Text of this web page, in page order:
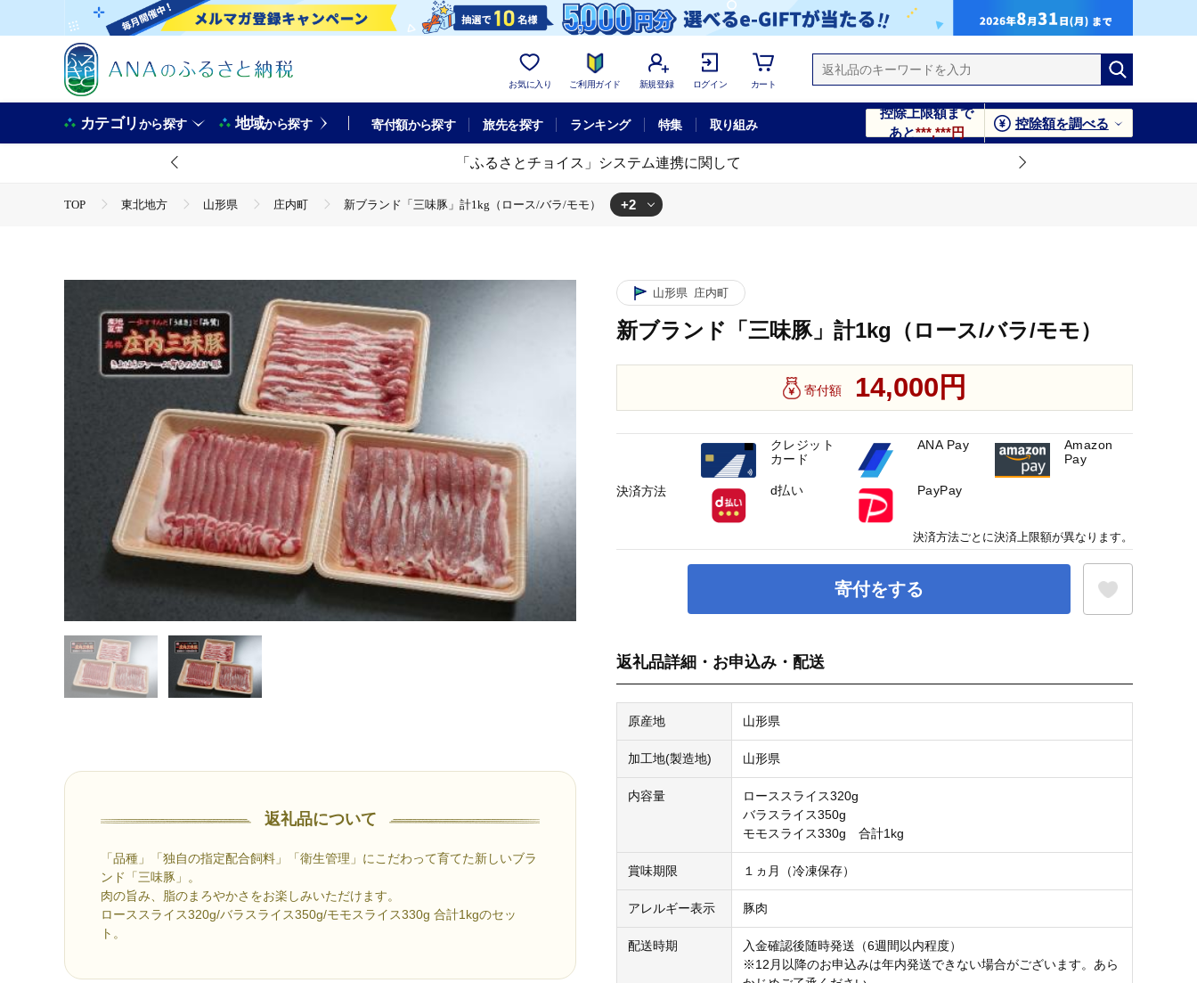
お気に入り ご利用ガイド 新規登録 ログイン カート
カテゴリから探す 地域から探す 寄付額から探す 旅先を探す ランキング 特集 取り組み
控除上限額まで
あと***,***円
控除額を調べる
「ふるさとチョイス」システム連携に関して
TOP 東北地方 山形県 庄内町 新ブランド「三味豚」計1kg（ロース/バラ/モモ） +2
返礼品について
「品種」「独自の指定配合飼料」「衛生管理」にこだわって育てた新しいブラ
ンド「三味豚」。
肉の旨み、脂のまろやかさをお楽しみいただけます。
ローススライス320g/バラスライス350g/モモスライス330g 合計1kgのセッ
ト。
山形県 庄内町
新ブランド「三味豚」計1kg（ロース/バラ/モモ）
寄付額 14,000円
寄付をする
返礼品詳細・お申込み・配送
原産地 山形県
加工地(製造地) 山形県
内容量
ローススライス320g
バラスライス350g
モモスライス330g 合計1kg
賞味期限 １ヵ月（冷凍保存）
アレルギー表示 豚肉
配送時期
入金確認後随時発送（6週間以内程度）
※12月以降のお申込みは年内発送できない場合がございます。あら
決済方法
クレジット
カード
ANA Pay
Amazon
Pay
d払い PayPay
決済方法ごとに決済上限額が異なります。